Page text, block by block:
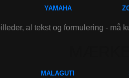
YAMAHA
al tekst og formulering - må
MALAGUTI